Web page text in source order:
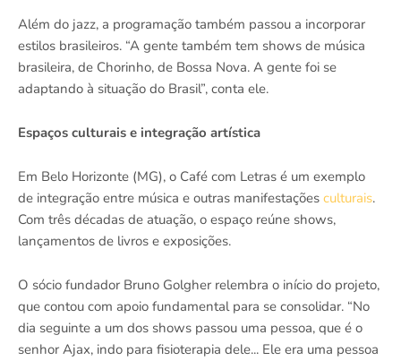
Além do jazz, a programação também passou a incorporar
estilos brasileiros. “A gente também tem shows de música
brasileira, de Chorinho, de Bossa Nova. A gente foi se
adaptando à situação do Brasil”, conta ele.
Espaços culturais e integração artística
Em Belo Horizonte (MG), o Café com Letras é um exemplo
de integração entre música e outras manifestações culturais.
Com três décadas de atuação, o espaço reúne shows,
lançamentos de livros e exposições.
O sócio fundador Bruno Golgher relembra o início do projeto,
que contou com apoio fundamental para se consolidar. “No
dia seguinte a um dos shows passou uma pessoa, que é o
senhor Ajax, indo para fisioterapia dele... Ele era uma pessoa